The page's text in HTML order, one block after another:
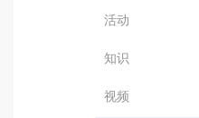
活动
知识
视频